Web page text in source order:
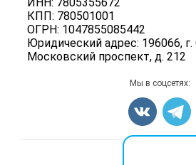
ИНН: 7805355672
КПП: 780501001
ОГРН: 1047855085442
Юридический адрес: 196066,
Московский проспект, д. 212
Грибы
Оборудование
Карта объявлений
Мы в соцсетях: